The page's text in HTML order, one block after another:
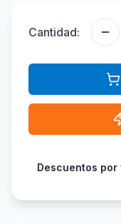
Cantidad:
Descuentos por